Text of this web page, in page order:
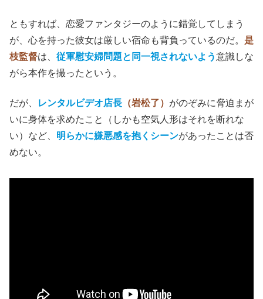
ともすれば、恋愛ファンタジーのように錯覚してしまう
が、心を持った彼女は厳しい宿命も背負っているのだ。 是
枝監督は、 従軍慰安婦問題と同一視されないよう意識しな
がら本作を撮ったという。
だが、 レンタルビデオ店長 （岩松了） がのぞみに脅迫まが
いに身体を求めたこと（しかも空気人形はそれを断れな
い）など、 明らかに嫌悪感を抱くシーンがあったことは否
めない。